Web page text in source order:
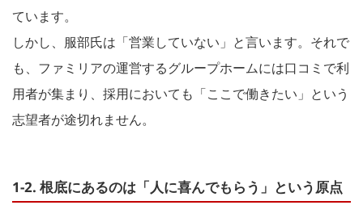
ています。
しかし、服部氏は「営業していない」と言います。それで
も、ファミリアの運営するグループホームには口コミで利
用者が集まり、採用においても「ここで働きたい」という
志望者が途切れません。
1-2. 根底にあるのは「人に喜んでもらう」という原点